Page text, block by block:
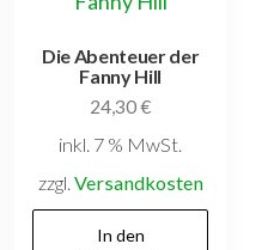
Die Abenteuer der
Fanny Hill
24,30€
inkl. 7 % MwSt.
zzgl. Versandkosten
In den